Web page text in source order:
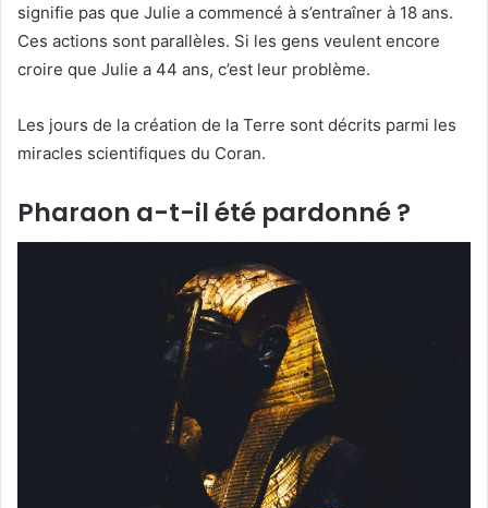
signifie pas que Julie a commencé à s’entraîner à 18 ans.
Ces actions sont parallèles. Si les gens veulent encore
croire que Julie a 44 ans, c’est leur problème.
Les jours de la création de la Terre sont décrits parmi les
miracles scientifiques du Coran.
Pharaon a-t-il été pardonné ?